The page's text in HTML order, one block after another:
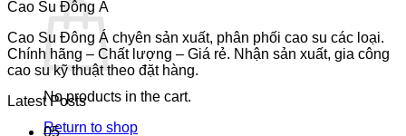
No products in the cart.
Return to shop
Cao Su Đông Á
Cao Su Đông Á chyên sản xuất, phân phối cao su các loại.
Chính hãng – Chất lượng – Giá rẻ. Nhận sản xuất, gia công
cao su kỹ thuật theo đặt hàng.
Latest Posts
05